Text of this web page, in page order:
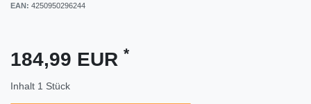
EAN: 4250950296244
184,99 EUR *
Inhalt 1 Stück